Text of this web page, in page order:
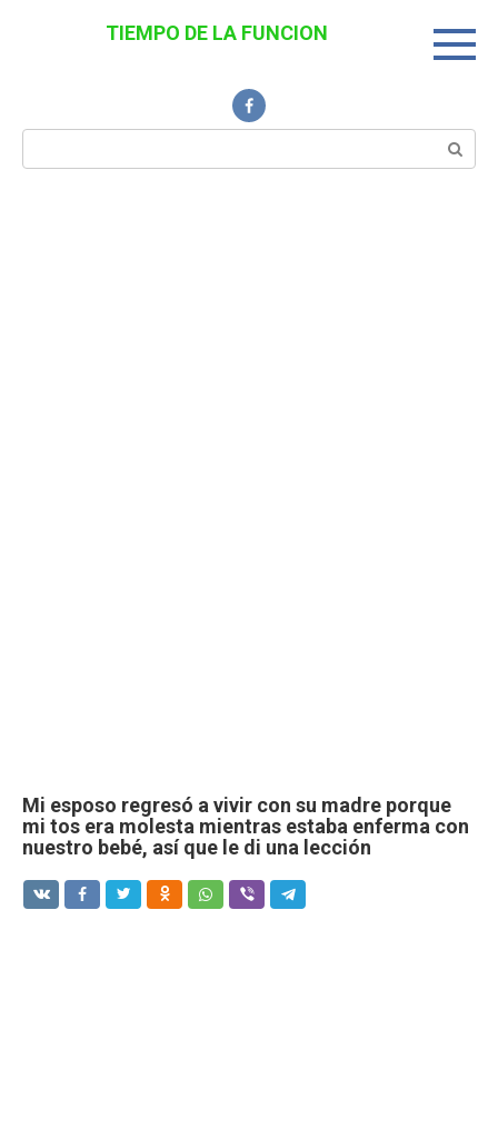
TIEMPO DE LA FUNCION
Поиск:
Mi esposo regresó a vivir con su madre porque
mi tos era molesta mientras estaba enferma con
nuestro bebé, así que le di una lección